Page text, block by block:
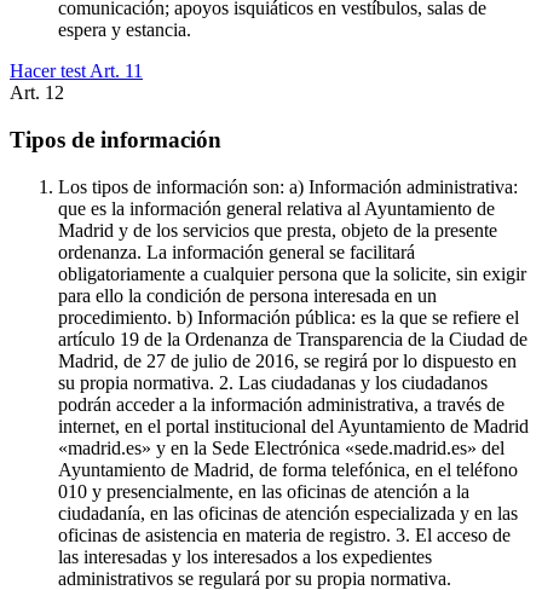
comunicación; apoyos isquiáticos en vestíbulos, salas de
espera y estancia.
Hacer test Art. 11
Art. 12
Tipos de información
Los tipos de información son: a) Información administrativa:
que es la información general relativa al Ayuntamiento de
Madrid y de los servicios que presta, objeto de la presente
ordenanza. La información general se facilitará
obligatoriamente a cualquier persona que la solicite, sin exigir
para ello la condición de persona interesada en un
procedimiento. b) Información pública: es la que se refiere el
artículo 19 de la Ordenanza de Transparencia de la Ciudad de
Madrid, de 27 de julio de 2016, se regirá por lo dispuesto en
su propia normativa. 2. Las ciudadanas y los ciudadanos
podrán acceder a la información administrativa, a través de
internet, en el portal institucional del Ayuntamiento de Madrid
«madrid.es» y en la Sede Electrónica «sede.madrid.es» del
Ayuntamiento de Madrid, de forma telefónica, en el teléfono
010 y presencialmente, en las oficinas de atención a la
ciudadanía, en las oficinas de atención especializada y en las
oficinas de asistencia en materia de registro. 3. El acceso de
las interesadas y los interesados a los expedientes
administrativos se regulará por su propia normativa.